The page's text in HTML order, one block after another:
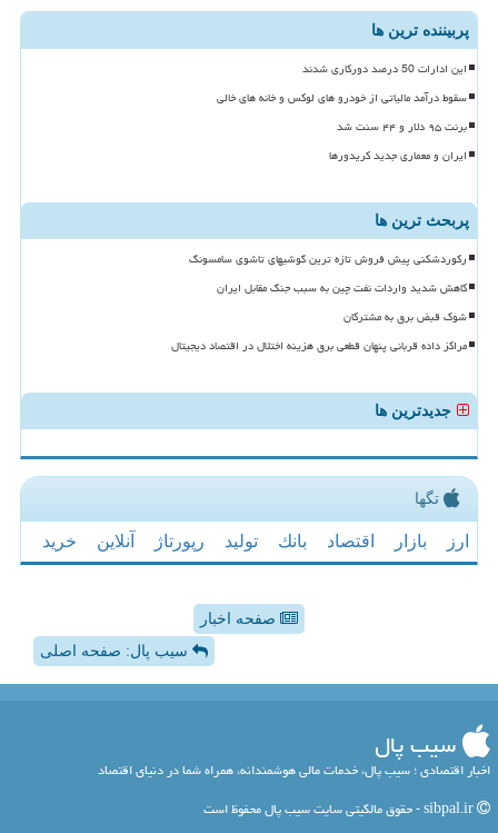
پربیننده ترین ها
این ادارات 50 درصد دورکاری شدند
سقوط درآمد مالیاتی از خودرو های لوکس و خانه های خالی
برنت ۹۵ دلار و ۴۴ سنت شد
ایران و معماری جدید کریدورها
پربحث ترین ها
رکوردشکنی پیش فروش تازه ترین گوشیهای تاشوی سامسونگ
کاهش شدید واردات نفت چین به سبب جنگ مقابل ایران
شوک قبض برق به مشترکان
مراکز داده قربانی پنهان قطعی برق هزینه اختلال در اقتصاد دیجیتال
جدیدترین ها
تگها
ارز بازار اقتصاد بانك تولید رپورتاژ آنلاین خرید
صفحه اخبار
سیب پال: صفحه اصلی
سیب پال
اخبار اقتصادی ؛ سیب پال، خدمات مالی هوشمندانه، همراه شما در دنیای اقتصاد